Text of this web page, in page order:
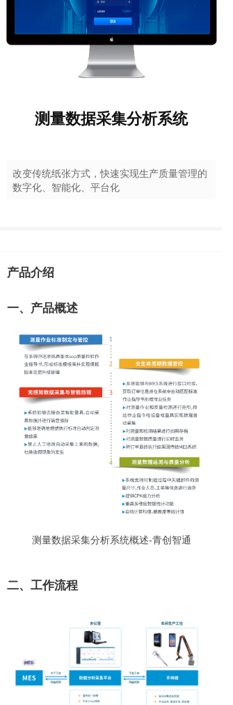
测量数据采集分析系统
改变传统纸张方式，快速实现生产质量管理的
数字化、智能化、平台化
产品介绍
一、产品概述
测量数据采集分析系统概述-青创智通
二、工作流程